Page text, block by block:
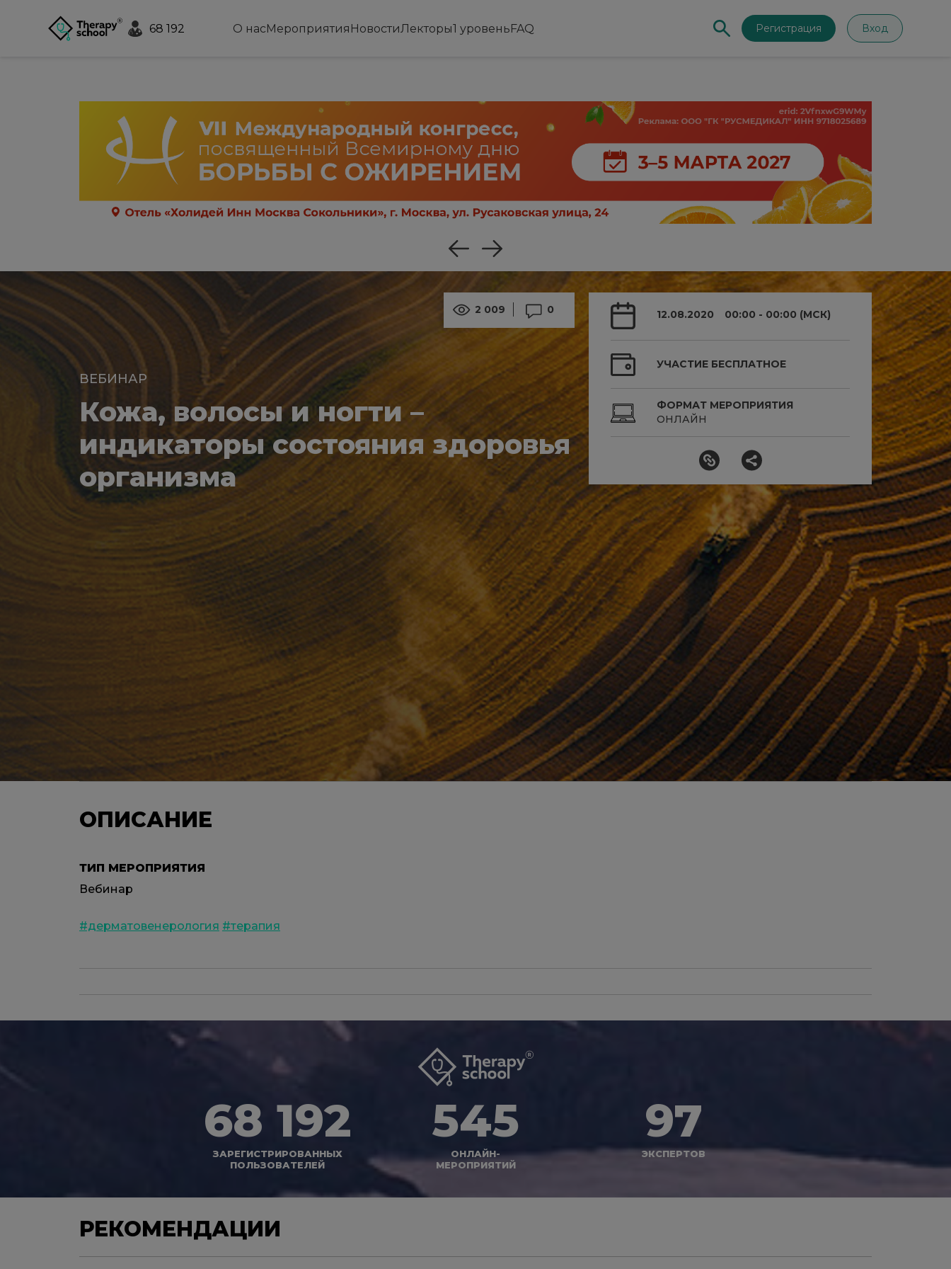
68 192 О насМероприятия НовостиЛекторы1 уровеньFAQ Регистрация Вход
2 009 0
ВЕБИНАР
Кожа, волосы и ногти –
индикаторы состояния здоровья
организма
12.08.2020 00:00 - 00:00 (МСК)
УЧАСТИЕ БЕСПЛАТНОЕ
ФОРМАТ МЕРОПРИЯТИЯ
ОНЛАЙН
ОПИСАНИЕ
ТИП МЕРОПРИЯТИЯ
Вебинар
#дерматовенерология #терапия
68 192
ЗАРЕГИСТРИРОВАННЫХ
ПОЛЬЗОВАТЕЛЕЙ
545
ОНЛАЙН-
МЕРОПРИЯТИЙ
97
ЭКСПЕРТОВ
РЕКОМЕНДАЦИИ